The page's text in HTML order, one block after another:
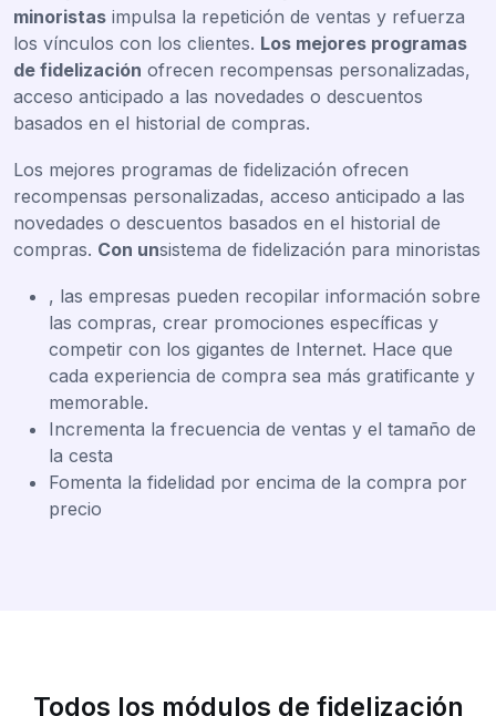
minoristas impulsa la repetición de ventas y refuerza
los vínculos con los clientes. Los mejores programas
de fidelización ofrecen recompensas personalizadas,
acceso anticipado a las novedades o descuentos
basados en el historial de compras.
Los mejores programas de fidelización ofrecen
recompensas personalizadas, acceso anticipado a las
novedades o descuentos basados en el historial de
compras. Con unsistema de fidelización para minoristas
, las empresas pueden recopilar información sobre
las compras, crear promociones específicas y
competir con los gigantes de Internet. Hace que
cada experiencia de compra sea más gratificante y
memorable.
Incrementa la frecuencia de ventas y el tamaño de
la cesta
Fomenta la fidelidad por encima de la compra por
precio
Todos los módulos de fidelización